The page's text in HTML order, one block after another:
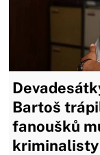
Bartoš
fanoušků
kriminalisty